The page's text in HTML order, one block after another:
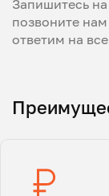
Запишитесь
позвоните
ответим на